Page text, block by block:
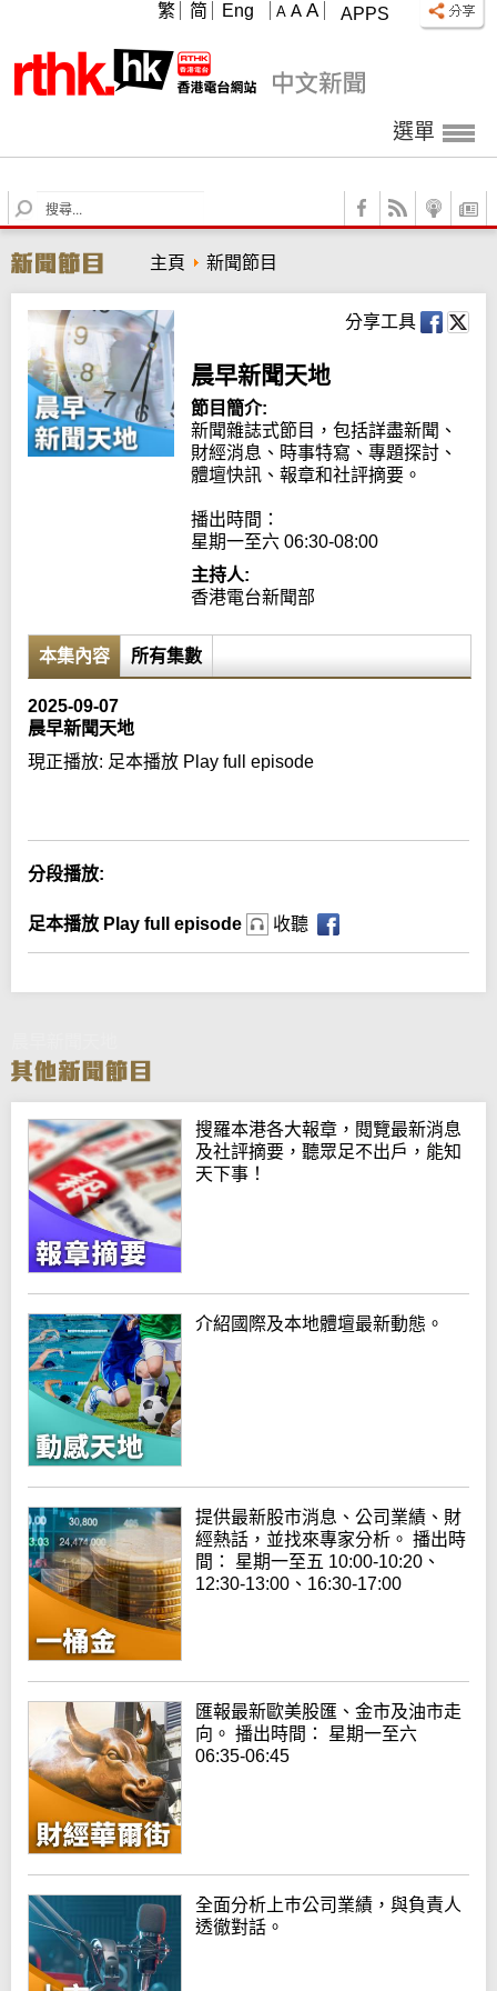
APPS
A A A
繁 简 Eng
選單
S
e
r
c
h
主頁 新聞節目
分享工具
晨早新聞天地
節目簡介:
新聞雜誌式節目，包括詳盡新聞、
財經消息、時事特寫、專題探討、
體壇快訊、報章和社評摘要。
播出時間：
星期一至六 06:30-08:00
主持人:
香港電台新聞部
本集內容 所有集數
2025-09-07
晨早新聞天地
現正播放: 足本播放 Play full episode
分段播放:
足本播放 Play full episode 收聽
搜羅本港各大報章，閱覽最新消息
及社評摘要，聽眾足不出戶，能知
天下事！
介紹國際及本地體壇最新動態。
提供最新股市消息、公司業績、財
經熱話，並找來專家分析。 播出時
間： 星期一至五 10:00-10:20、
12:30-13:00、16:30-17:00
匯報最新歐美股匯、金市及油市走
向。 播出時間： 星期一至六
06:35-06:45
全面分析上巿公司業績，與負責人
透徹對話。